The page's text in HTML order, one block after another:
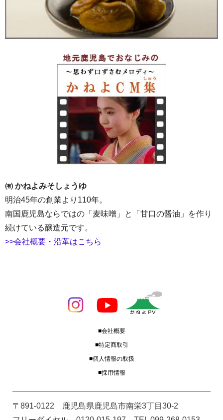
㈲ かねよみそしょうゆ
明治45年の創業より110年。
南国鹿児島ならではの「麦味噌」と「甘口の醤油」を作り
続けている醸造元です。
>>会社概要・沿革はこちら
■会社概要
■特定商取引
■個人情報の取扱
■採用情報
〒891-0122 鹿児島県鹿児島市南栄3丁目30-2